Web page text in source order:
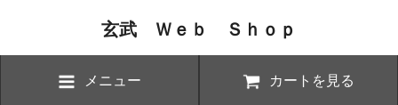
玄武 Ｗｅｂ Ｓｈｏｐ
メニュー カートを見る